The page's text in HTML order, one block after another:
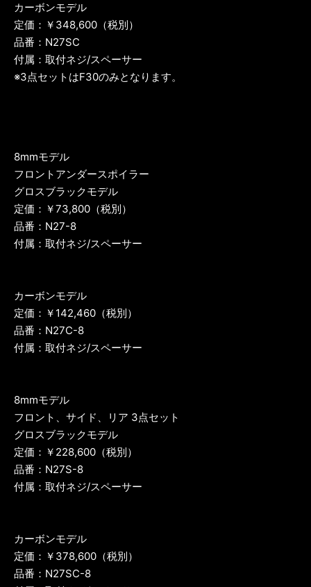
カーボンモデル
定価：￥348,600（税別）
品番：N27SC
付属：取付ネジ/スペーサー
※3点セットはF30のみとなります。
8mmモデル
フロントアンダースポイラー
グロスブラックモデル
定価：￥73,800（税別）
品番：N27-8
付属：取付ネジ/スペーサー
カーボンモデル
定価：￥142,460（税別）
品番：N27C-8
付属：取付ネジ/スペーサー
8mmモデル
フロント、サイド、リア 3点セット
グロスブラックモデル
定価：￥228,600（税別）
品番：N27S-8
付属：取付ネジ/スペーサー
カーボンモデル
定価：￥378,600（税別）
品番：N27SC-8